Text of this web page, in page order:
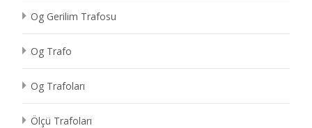
Og Gerilim Trafosu
Og Trafo
Og Trafoları
Ölçü Trafoları